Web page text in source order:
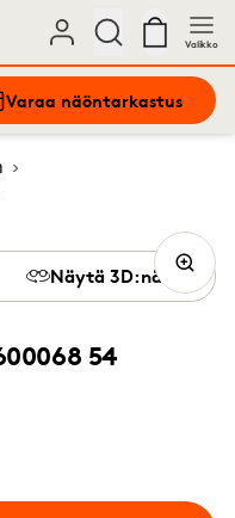
Valikko
Varaa näöntarkastus
54
Näytä 3D:nä